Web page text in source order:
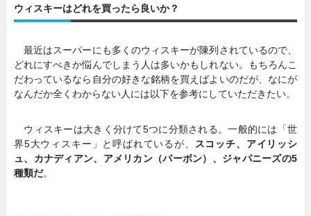
ウィスキーはどれを買ったら良いか？
最近はスーパーにも多くのウィスキーが陳列されているので、
どれにすべきか悩んでしまう人は多いかもしれない。もちろんこ
だわっているなら自分の好きな銘柄を買えばよいのだが、なにが
なんだか全くわからない人には以下を参考にしていただきたい。
ウィスキーは大きく分けて5つに分類される。一般的には「世
界5大ウィスキー」と呼ばれているが、
スコッチ、アイリッシ
ュ、カナディアン、アメリカン（バーボン）、ジャパニーズの5
種類だ。